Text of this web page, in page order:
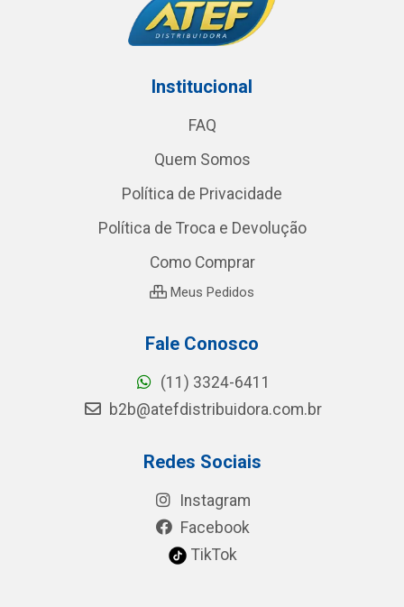
Institucional
FAQ
Quem Somos
Política de Privacidade
Política de Troca e Devolução
Como Comprar
Meus Pedidos
Fale Conosco
(11) 3324-6411
b2b@atefdistribuidora.com.br
Redes Sociais
Instagram
Facebook
TikTok